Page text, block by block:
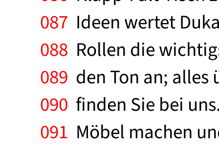
087 Ideen wertet
088 Rollen die
089 den Ton an;
090 finden Sie bei
091 Möbel machen